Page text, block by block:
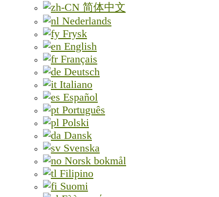
简体中文
Nederlands
Frysk
English
Français
Deutsch
Italiano
Español
Português
Polski
Dansk
Svenska
Norsk bokmål
Filipino
Suomi